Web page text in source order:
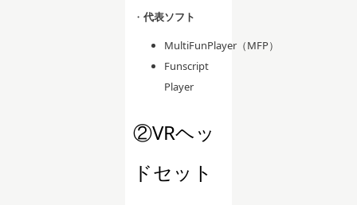
・代表ソフト
MultiFunPlayer（MFP）
Funscript
Player
②VRヘッ
ドセット